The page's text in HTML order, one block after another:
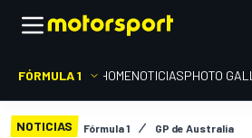
FÓRMULA 1 HOMENOTICIASPHOTO
NOTICIAS Fórmula 1 GP de Australia